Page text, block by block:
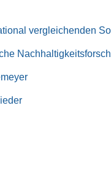
vergleichenden